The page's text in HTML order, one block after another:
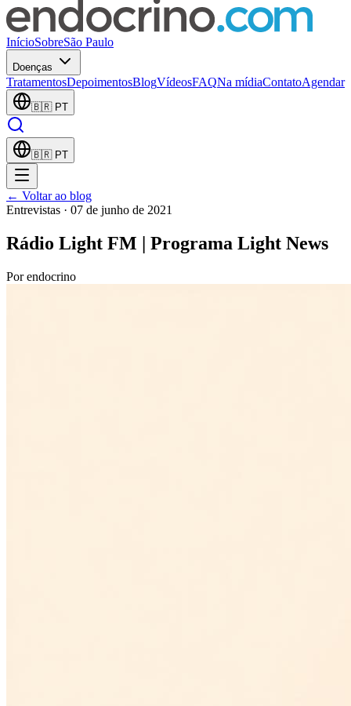
InícioSobreSão Paulo
Doenças
TratamentosDepoimentosBlogVídeosFAQNa mídiaContatoAgendar
🇧🇷 PT
🇧🇷 PT
← Voltar ao blog
Entrevistas · 07 de junho de 2021
Rádio Light FM | Programa Light News
Porendocrino